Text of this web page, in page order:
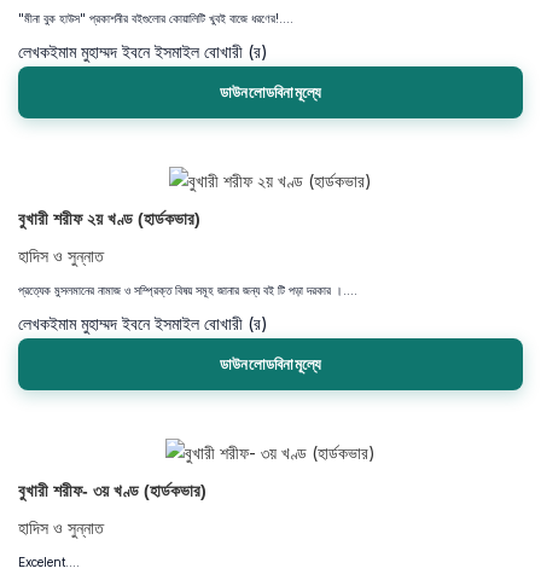
"মীনা বুক হাউস" প্রকাশনীর বইগুলোর কোয়ালিটি খুবই বাজে ধরণের!....
লেখকইমাম মুহাম্মদ ইবনে ইসমাইল বোখারী (র)
ডাউনলোডবিনামূল্যে
বুখারী শরীফ ২য় খণ্ড (হার্ডকভার)
হাদিস ও সুন্নাত
প্রত্যেক মুসলমানের নামাজ ও সম্প্রিক্ত বিষয় সমূহ জানার জন্য বই টি পড়া দরকার ।....
লেখকইমাম মুহাম্মদ ইবনে ইসমাইল বোখারী (র)
ডাউনলোডবিনামূল্যে
বুখারী শরীফ- ৩য় খণ্ড (হার্ডকভার)
হাদিস ও সুন্নাত
Excelent....